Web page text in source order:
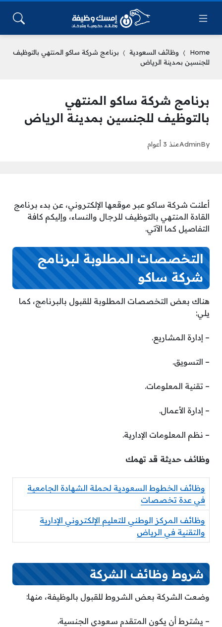
Home وظائف السعودية
برنامج شركة ساكو المنتهي بالتوظيف
للجنسين بمدينة الرياض
برنامج شركة ساكو المنتهي
بالتوظيف للجنسين بمدينة الرياض
By
Adminمنذ 3 أعوام
أعلنت شركة ساكو عبر موقعها الإلكتروني، عن بدء برنامج
القادة المنتهي بالتوظيف للرجال والنساء، وإليكم كافة
التفاصيل كما الآتي.
التخصصات المطلوبة لبرنامج
شركة ساكو
هناك بعض التخصصات المطلوبة للقبول بالبرنامج، كما
يلي:
– إدارة المشاريع.
– التسويق.
– تقنية المعلومات.
– إدارة الأعمال.
– نظم المعلومات الإدارية.
وظائف حديثة قد تهمك
وظائف الخطوط السعودية لحملة الشهادة الجامعية
في عدة تخصصات
وظائف المركز الوطني للتعليم الإلكتروني الإدارية
والتقنية في الرياض
شروط وظائف الشركة
وضعت الشركة بعض الشروط للقبول بالوظيفة، منها:
– يشترط أن يكون المتقدم سعودي الجنسية.